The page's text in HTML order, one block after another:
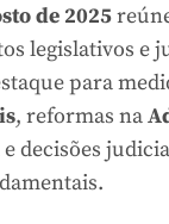
de 2025
legislativos e
para
, reformas na
e decisões